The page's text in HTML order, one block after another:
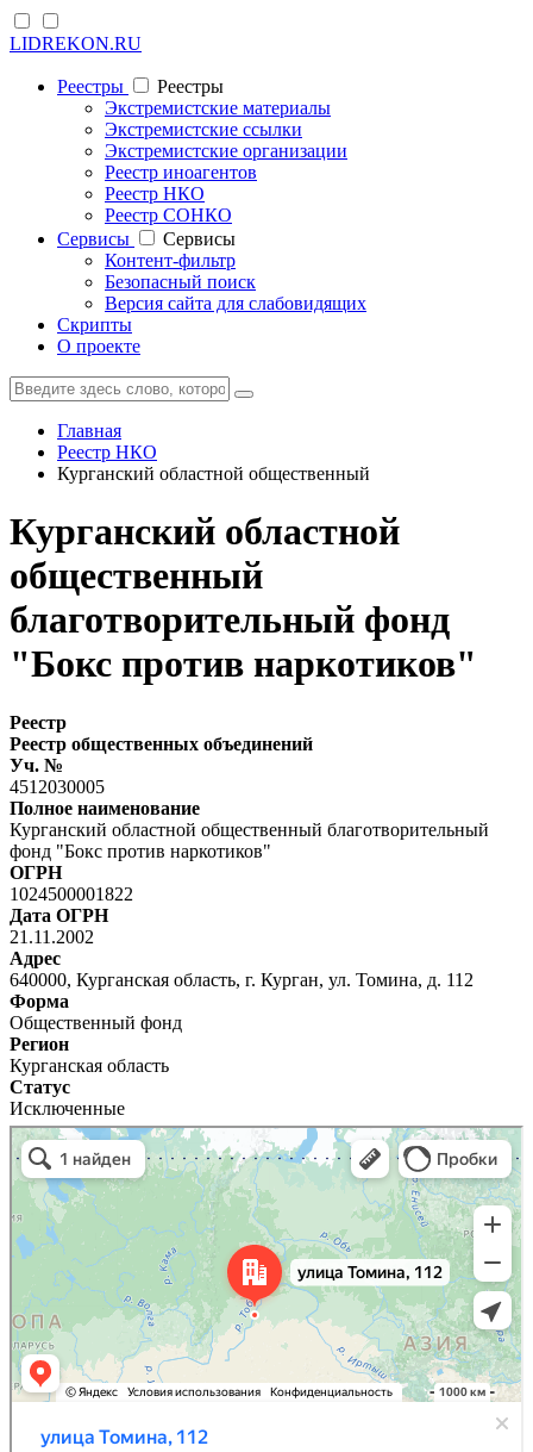
LIDREKON.RU
Реестры
Реестры
Экстремистские материалы
Экстремистские ссылки
Экстремистские организации
Реестр иноагентов
Реестр НКО
Реестр СОНКО
Cервисы
Cервисы
Контент-фильтр
Безопасный поиск
Версия сайта для слабовидящих
Скрипты
О проекте
Главная
Реестр НКО
Курганский областной общественный
Курганский областной
общественный
благотворительный фонд
"Бокс против наркотиков"
Реестр
Реестр общественных объединений
Уч. №
4512030005
Полное наименование
Курганский областной общественный благотворительный
фонд "Бокс против наркотиков"
ОГРН
1024500001822
Дата ОГРН
21.11.2002
Адрес
640000, Курганская область, г. Курган, ул. Томина, д. 112
Форма
Общественный фонд
Регион
Курганская область
Статус
Исключенные